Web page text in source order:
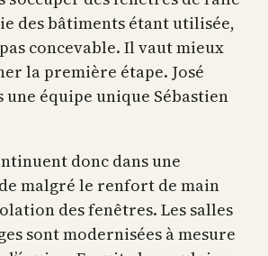
des bâtiments étant utilisée,
concevable. Il vaut mieux
la première étape. José
équipe unique Sébastien
donc dans une
malgré le renfort de main
des fenêtres. Les salles
sont modernisées à mesure